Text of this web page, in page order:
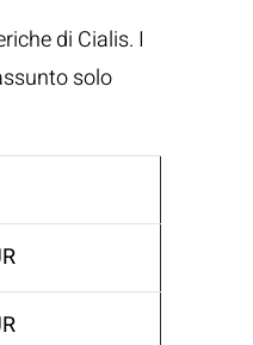
di Cialis. I
solo